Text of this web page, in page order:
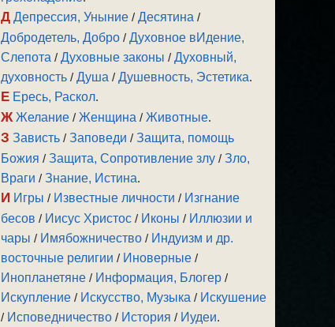
Д Депрессия, Уныние /Десятина /
Добродетель, Добро /Духовное вИдение,
Слепота /Духовные законы /Духовный,
духовность /Душа /Душевность, Эстетика.
Е Ересь, Раскол.
Ж Желание /Женщина /Животные.
З Зависть /Заповеди /Защита, помощь
Божия /Защита, Сопротивление злу /Зло,
Враги /Знание, Истина.
И Игры / Известные личности / Изгнание
бесов / Иисус Христос / Иконы / Иллюзии и
чары / Имябожничество / Индуизм и др.
восточные религии / Иноверные /
Инопланетяне / Информация, Блогер /
Искупление / Искусство, Музыка / Искушение
/ Исповедничество / История / Иудеи.